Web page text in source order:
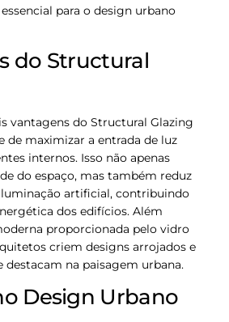
para o design urbano
do Structural
vantagens do Structural Glazing
de maximizar a entrada de luz
internos. Isso não apenas
do espaço, mas também reduz
artificial, contribuindo
dos edifícios. Além
proporcionada pelo vidro
criem designs arrojados e
destacam na paisagem urbana.
Design Urbano